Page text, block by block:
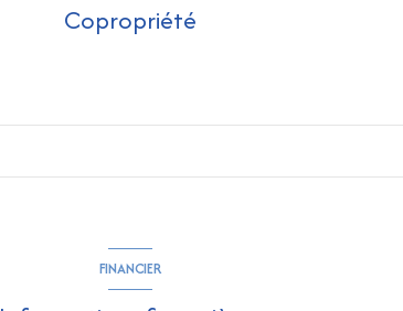
Copropriété
FINANCIER